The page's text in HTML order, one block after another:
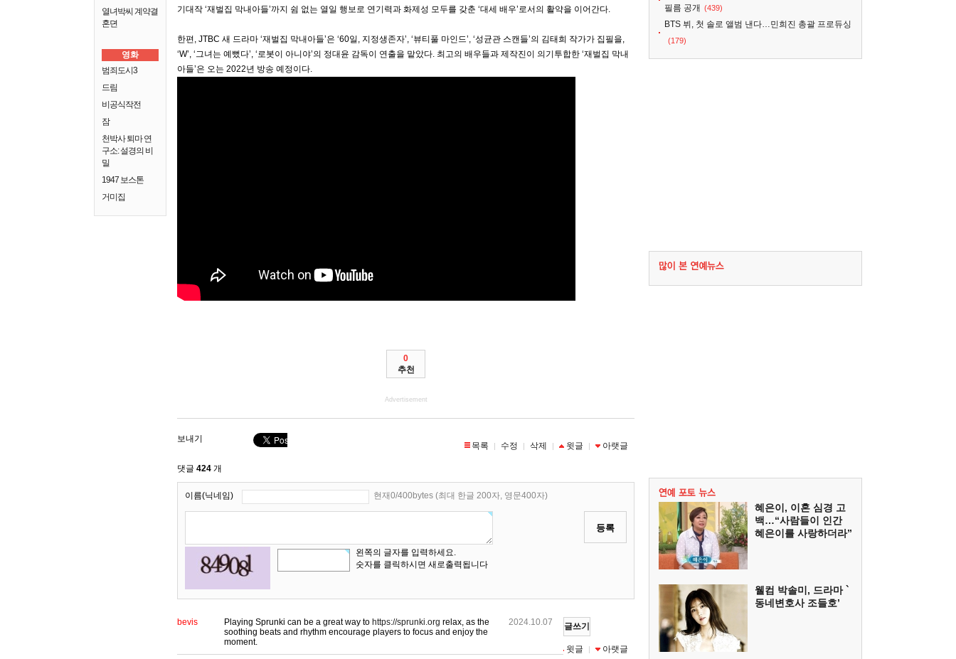
열녀박씨 계약결
혼뎐
영화
범죄도시3
드림
비공식작전
잠
천박사 퇴마 연
구소: 설경의 비
밀
1947 보스톤
거미집
기대작 ‘재벌집 막내아들’까지 쉼 없는 열일 행보로 연기력과 화제성 모두를 갖춘 ‘대세 배우’로서의 활약을 이어간다.
한편, JTBC 새 드라마 ‘재벌집 막내아들’은 ‘60일, 지정생존자’, ‘뷰티풀 마인드’, ‘성균관 스캔들’의 김태희 작가가 집필을,
‘W’, ‘그녀는 예뻤다’, ‘로봇이 아니야’의 정대윤 감독이 연출을 맡았다. 최고의 배우들과 제작진이 의기투합한 ‘재벌집 막내
아들’은 오는 2022년 방송 예정이다.
0
추천
Advertisement
보내기
목록 | 수정 | 삭제 | 윗글 | 아랫글
댓글 424 개
이름(닉네임) 현재0/400bytes (최대 한글 200자, 영문400자)
등록
왼쪽의 글자를 입력하세요.
숫자를 클릭하시면 새로출력됩니다
bevis Playing Sprunki can be a great way to https://sprunki.org relax, as the
soothing beats and rhythm encourage players to focus and enjoy the
moment.
2024.10.07 글쓰기
윗글 | 아랫글
필름 공개 (439)
BTS 뷔, 첫 솔로 앨범 낸다…민희진 총괄 프로듀싱
(179)
혜은이, 이혼 심경 고
백…“사람들이 인간
혜은이를 사랑하더라”
웰컴 박솔미, 드라마 `
동네변호사 조들호’